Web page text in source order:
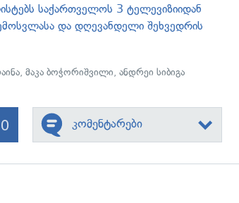
საქართველოს 3 ტელევიზიიდან
და დღევანდელი შეხვედრის
,მაკა ბოჭორიშვილი,ანდრეი სიბიგა
0 კომენტარები